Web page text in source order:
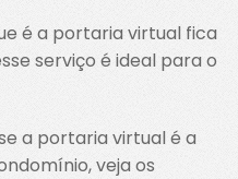
é a portaria virtual fica
serviço é ideal para o
a portaria virtual é a
veja os